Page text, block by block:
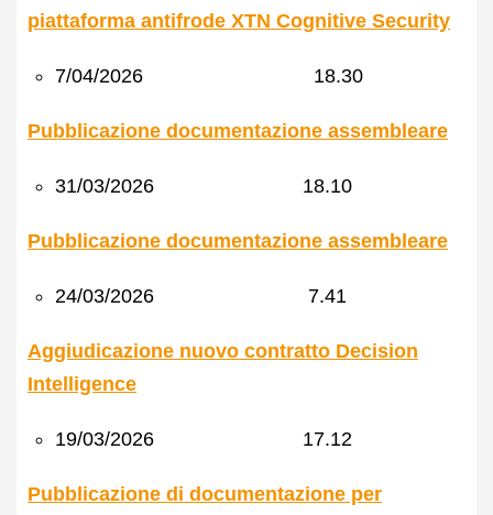
piattaforma antifrode XTN Cognitive Security
7/04/2026 18.30
Pubblicazione documentazione assembleare
31/03/2026 18.10
Pubblicazione documentazione assembleare
24/03/2026 7.41
Aggiudicazione nuovo contratto Decision
Intelligence
19/03/2026 17.12
Pubblicazione di documentazione per